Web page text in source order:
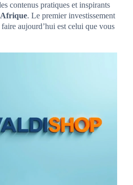
contenus pratiques et inspirants
. Le premier investissement
aujourd’hui est celui que vous